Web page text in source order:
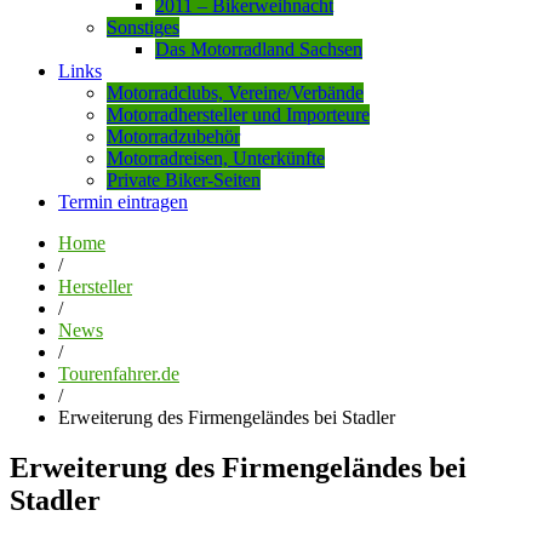
2011 – Bikerweihnacht
Sonstiges
Das Motorradland Sachsen
Links
Motorradclubs, Vereine/Verbände
Motorradhersteller und Importeure
Motorradzubehör
Motorradreisen, Unterkünfte
Private Biker-Seiten
Termin eintragen
Home
/
Hersteller
/
News
/
Tourenfahrer.de
/
Erweiterung des Firmengeländes bei Stadler
Erweiterung des Firmengeländes bei
Stadler